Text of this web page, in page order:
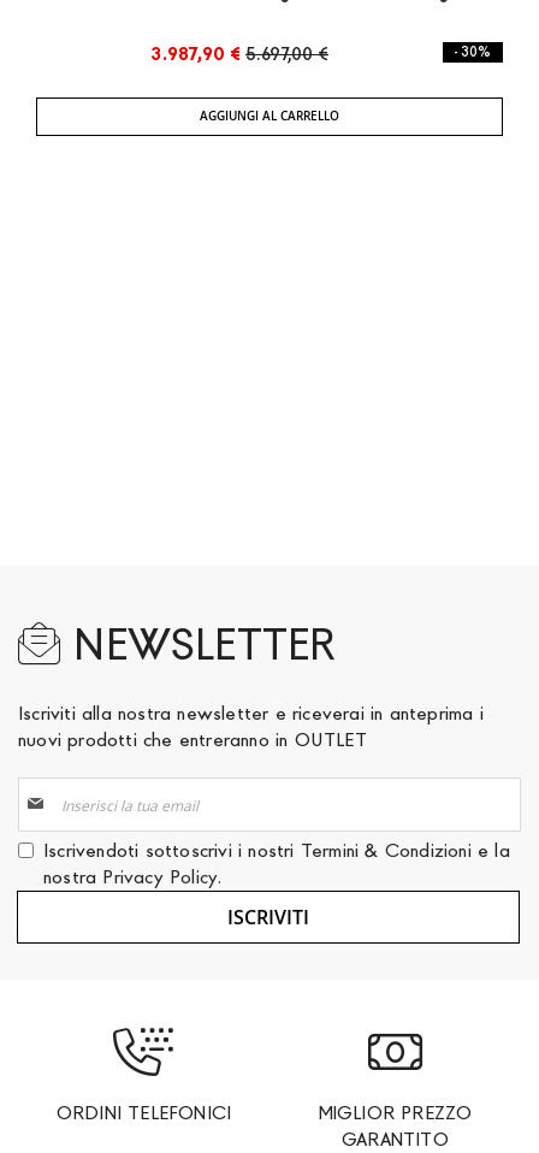
3.987,90 € 5.697,00 € - 30%
AGGIUNGI AL CARRELLO
NEWSLETTER
Iscriviti alla nostra newsletter e riceverai in anteprima i
nuovi prodotti che entreranno in OUTLET
alla
nostra
Newsletter:
Iscrivendoti sottoscrivi i nostri Termini & Condizioni e la
nostra Privacy Policy.
ISCRIVITI
ORDINI TELEFONICI
MIGLIOR PREZZO
GARANTITO